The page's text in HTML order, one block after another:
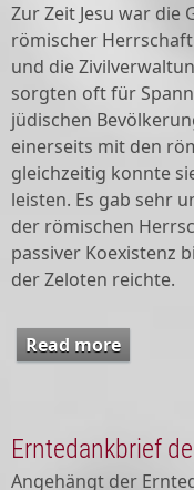
Zur Zeit Jesu war die
römischer
und die
sorgten oft für
jüdischen
einerseits mit den
gleichzeitig konnte
leisten. Es gab sehr
der römischen
passiver Koexistenz
der Zeloten reichte.
Read more
Erntedankbrief
Angehängt der